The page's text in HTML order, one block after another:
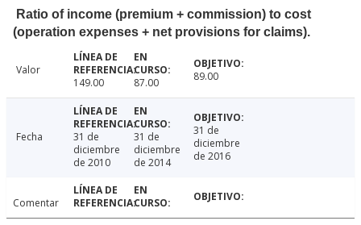
Ratio of income (premium + commission) to cost
(operation expenses + net provisions for claims).
Valor
149.00
87.00 89.00
Fecha
31 de
diciembre
de 2010
31 de
diciembre
de 2014
31 de
diciembre
de 2016
Comentar